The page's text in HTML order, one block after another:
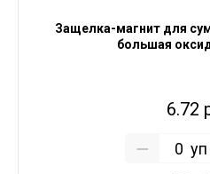
Защелка-магнит для
большая
6.72
уп